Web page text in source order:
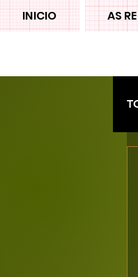
INICIO AS